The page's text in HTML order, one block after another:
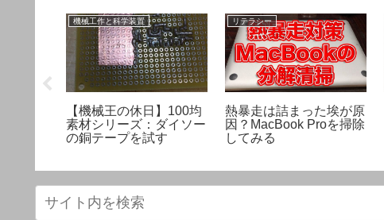
機械工作と科学装置
【機械王の休日】100均
素材シリーズ：ダイソー
の銅テープを試す
リテラシー
熱暴走は詰まった埃が原
因？MacBook Proを掃除
してみる